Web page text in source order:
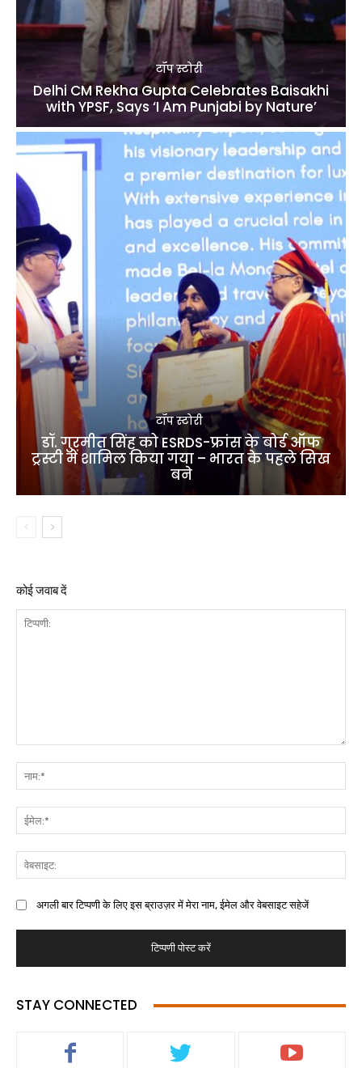
टॉप स्टोरी
Delhi CM Rekha Gupta Celebrates Baisakhi
with YPSF, Says ‘I Am Punjabi by Nature’
टॉप स्टोरी
डॉ. गुरमीत सिंह को ESRDS-फ्रांस के बोर्ड ऑफ
ट्रस्टी में शामिल किया गया – भारत के पहले सिख
बने
कोई जवाब दें
अगली बार टिप्पणी के लिए इस ब्राउज़र में मेरा नाम, ईमेल और वेबसाइट सहेजें
STAY CONNECTED